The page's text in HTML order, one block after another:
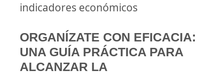
indicadores económicos
ORGANÍZATE CON EFICACIA:
UNA GUÍA PRÁCTICA PARA
ALCANZAR LA